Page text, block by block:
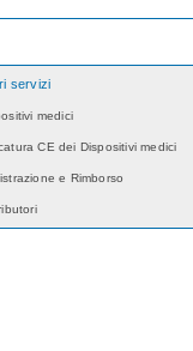
servizi
medici
CE dei Dispositivi medici
e Rimborso